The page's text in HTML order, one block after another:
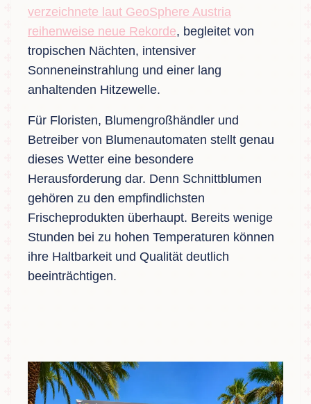
verzeichnete laut GeoSphere Austria
reihenweise neue Rekorde, begleitet von
tropischen Nächten, intensiver
Sonneneinstrahlung und einer lang
anhaltenden Hitzewelle.
Für Floristen, Blumengroßhändler und
Betreiber von Blumenautomaten stellt genau
dieses Wetter eine besondere
Herausforderung dar. Denn Schnittblumen
gehören zu den empfindlichsten
Frischeprodukten überhaupt. Bereits wenige
Stunden bei zu hohen Temperaturen können
ihre Haltbarkeit und Qualität deutlich
beeinträchtigen.